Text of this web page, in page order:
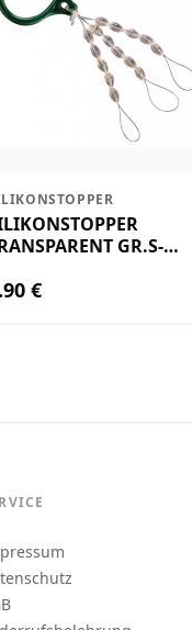
GR.S-
€